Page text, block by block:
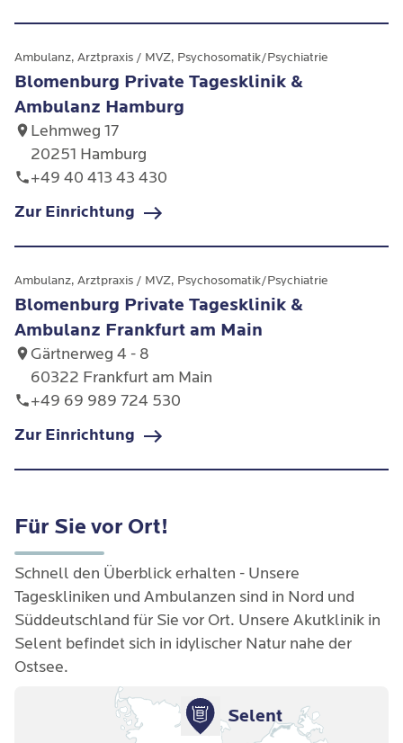
Ambulanz, Arztpraxis / MVZ, Psychosomatik/Psychiatrie
Blomenburg Private Tagesklinik &
Ambulanz Hamburg
Lehmweg 17
20251 Hamburg
+49 40 413 43 430
Zur Einrichtung
Ambulanz, Arztpraxis / MVZ, Psychosomatik/Psychiatrie
Blomenburg Private Tagesklinik &
Ambulanz Frankfurt am Main
Gärtnerweg 4 - 8
60322 Frankfurt am Main
+49 69 989 724 530
Zur Einrichtung
Für Sie vor Ort!
Schnell den Überblick erhalten - Unsere
Tageskliniken und Ambulanzen sind in Nord und
Süddeutschland für Sie vor Ort. Unsere Akutklinik in
Selent befindet sich in idylischer Natur nahe der
Ostsee.
Selent